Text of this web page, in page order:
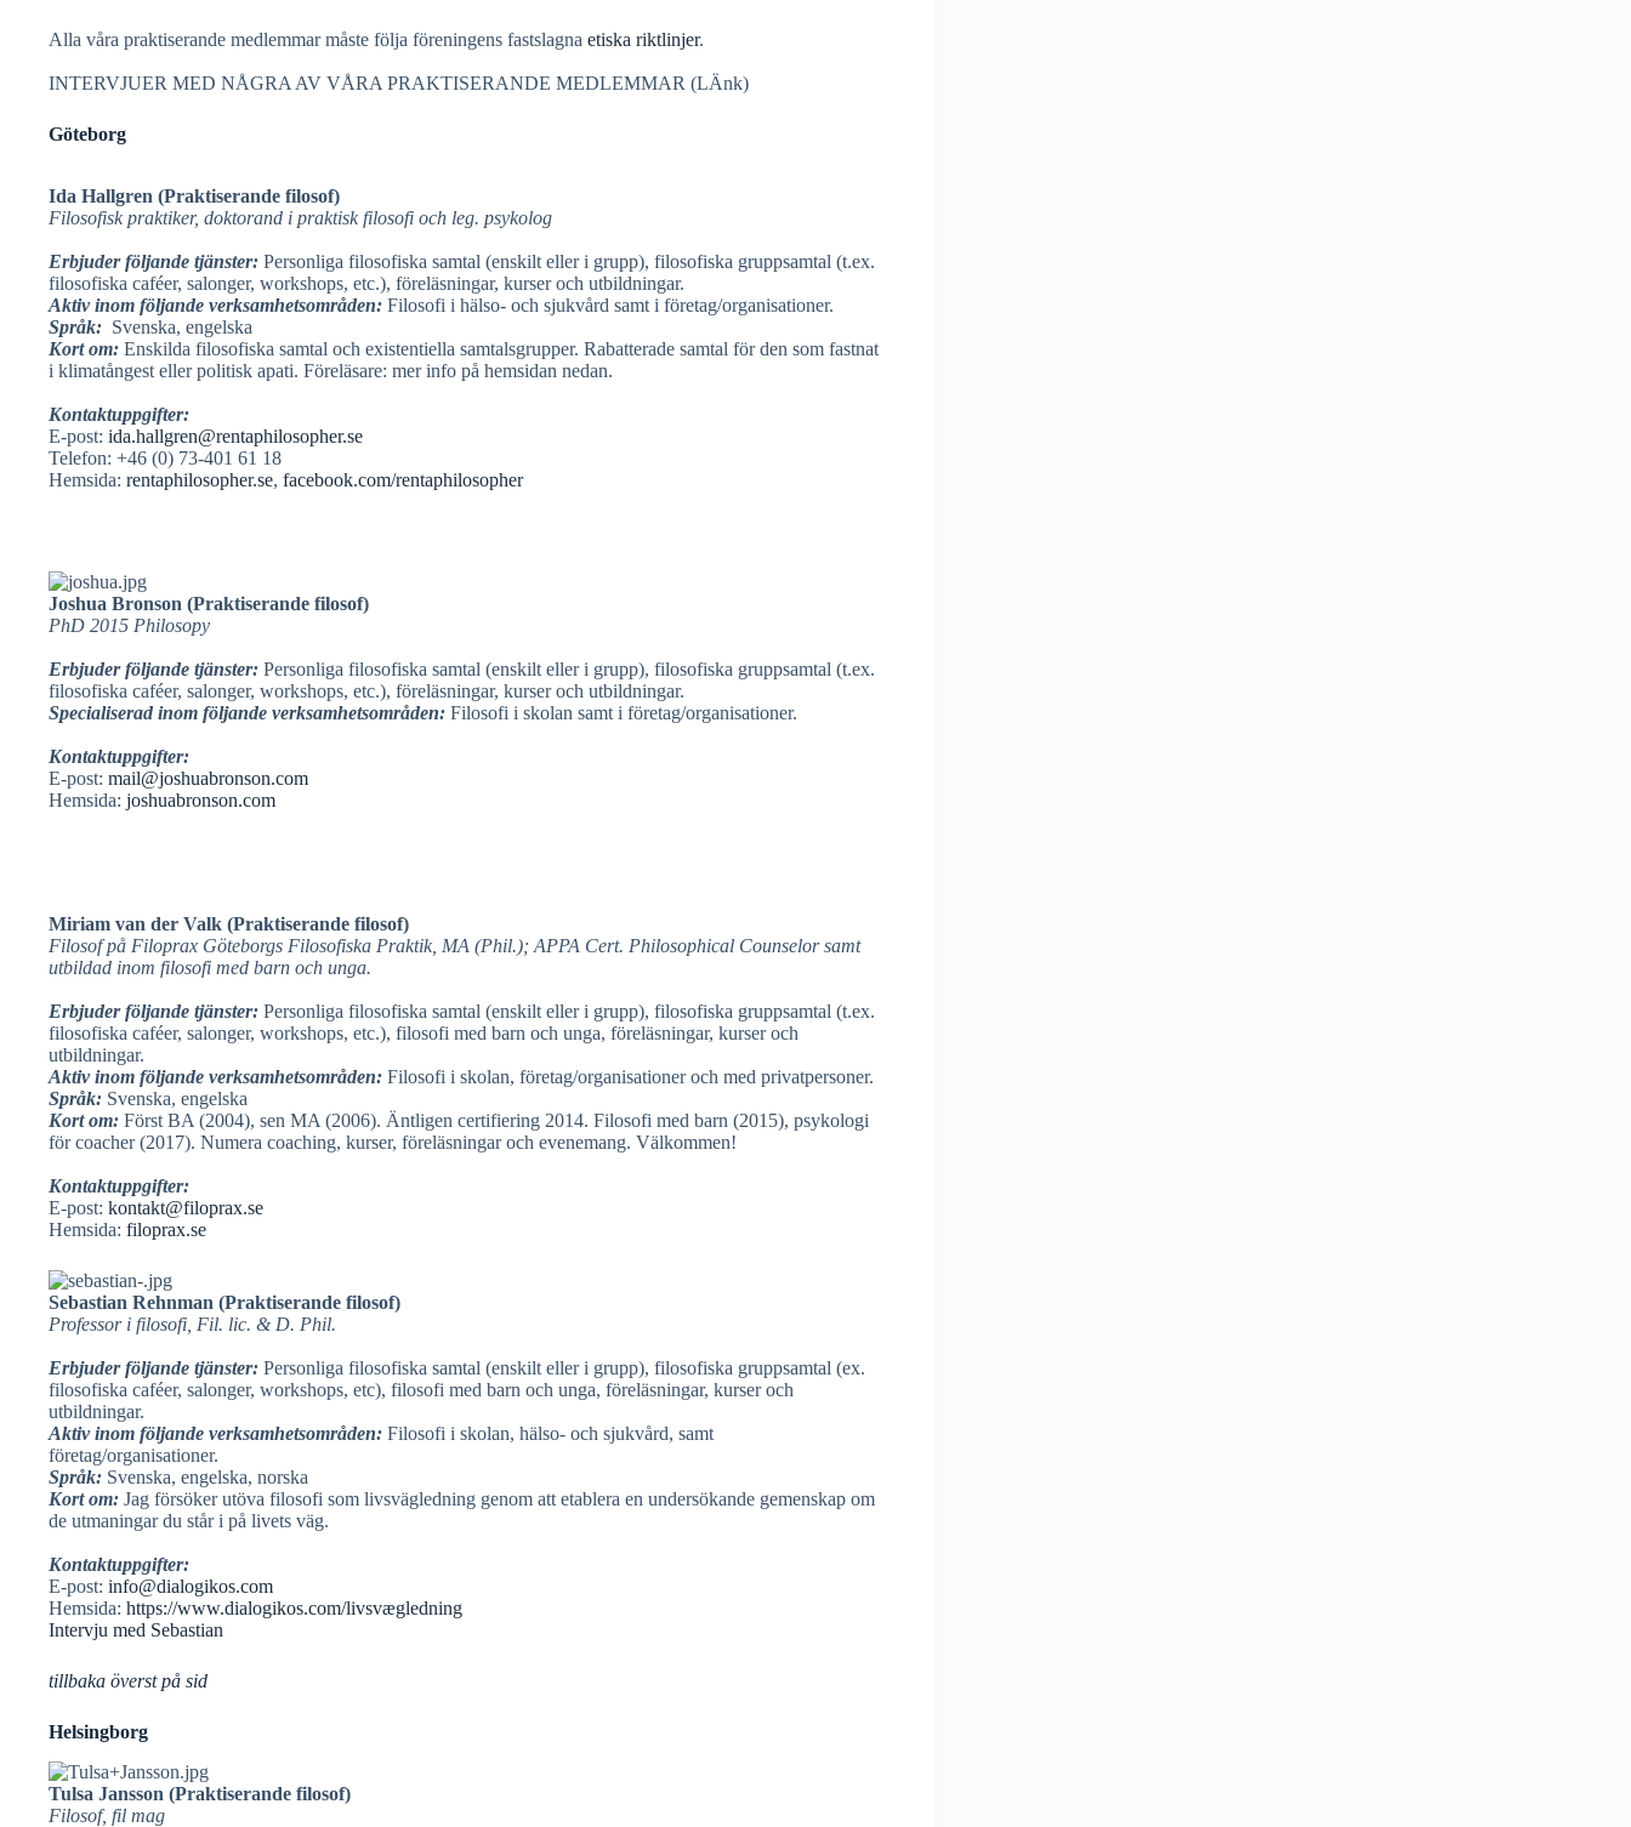
Alla våra praktiserande medlemmar måste följa föreningens fastslagna etiska riktlinjer.
INTERVJUER MED NÅGRA AV VÅRA PRAKTISERANDE MEDLEMMAR (LÄnk)
Göteborg
Ida Hallgren (Praktiserande filosof)
Filosofisk praktiker, doktorand i praktisk filosofi och leg. psykolog
Erbjuder följande tjänster: Personliga filosofiska samtal (enskilt eller i grupp), filosofiska gruppsamtal (t.ex.
filosofiska caféer, salonger, workshops, etc.), föreläsningar, kurser och utbildningar.
Aktiv inom följande verksamhetsområden: Filosofi i hälso- och sjukvård samt i företag/organisationer.
Språk: Svenska, engelska
Kort om: Enskilda filosofiska samtal och existentiella samtalsgrupper. Rabatterade samtal för den som fastnat
i klimatångest eller politisk apati. Föreläsare: mer info på hemsidan nedan.
Kontaktuppgifter:
E-post: ida.hallgren@rentaphilosopher.se
Telefon: +46 (0) 73-401 61 18
Hemsida: rentaphilosopher.se, facebook.com/rentaphilosopher
Joshua Bronson (Praktiserande filosof)
PhD 2015 Philosopy
Erbjuder följande tjänster: Personliga filosofiska samtal (enskilt eller i grupp), filosofiska gruppsamtal (t.ex.
filosofiska caféer, salonger, workshops, etc.), föreläsningar, kurser och utbildningar.
Specialiserad inom följande verksamhetsområden: Filosofi i skolan samt i företag/organisationer.
Kontaktuppgifter:
E-post: mail@joshuabronson.com
Hemsida: joshuabronson.com
Miriam van der Valk (Praktiserande filosof)
Filosof på Filoprax Göteborgs Filosofiska Praktik, MA (Phil.); APPA Cert. Philosophical Counselor samt
utbildad inom filosofi med barn och unga.
Erbjuder följande tjänster: Personliga filosofiska samtal (enskilt eller i grupp), filosofiska gruppsamtal (t.ex.
filosofiska caféer, salonger, workshops, etc.), filosofi med barn och unga, föreläsningar, kurser och
utbildningar.
Aktiv inom följande verksamhetsområden: Filosofi i skolan, företag/organisationer och med privatpersoner.
Språk: Svenska, engelska
Kort om: Först BA (2004), sen MA (2006). Äntligen certifiering 2014. Filosofi med barn (2015), psykologi
för coacher (2017). Numera coaching, kurser, föreläsningar och evenemang. Välkommen!
Kontaktuppgifter:
E-post: kontakt@filoprax.se
Hemsida: filoprax.se
Sebastian Rehnman (Praktiserande filosof)
Professor i filosofi, Fil. lic. & D. Phil.
Erbjuder följande tjänster: Personliga filosofiska samtal (enskilt eller i grupp), filosofiska gruppsamtal (ex.
filosofiska caféer, salonger, workshops, etc), filosofi med barn och unga, föreläsningar, kurser och
utbildningar.
Aktiv inom följande verksamhetsområden: Filosofi i skolan, hälso- och sjukvård, samt
företag/organisationer.
Språk: Svenska, engelska, norska
Kort om: Jag försöker utöva filosofi som livsvägledning genom att etablera en undersökande gemenskap om
de utmaningar du står i på livets väg.
Kontaktuppgifter:
E-post: info@dialogikos.com
Hemsida: https://www.dialogikos.com/livsvægledning
Intervju med Sebastian
tillbaka överst på sid
Helsingborg
Tulsa Jansson (Praktiserande filosof)
Filosof, fil mag